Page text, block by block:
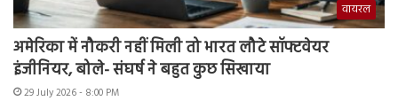
वायरल
अमेरिका में नौकरी नहीं मिली तो भारत लौटे सॉफ्टवेयर
इंजीनियर, बोले- संघर्ष ने बहुत कुछ सिखाया
29 July 2026 - 8:00 PM